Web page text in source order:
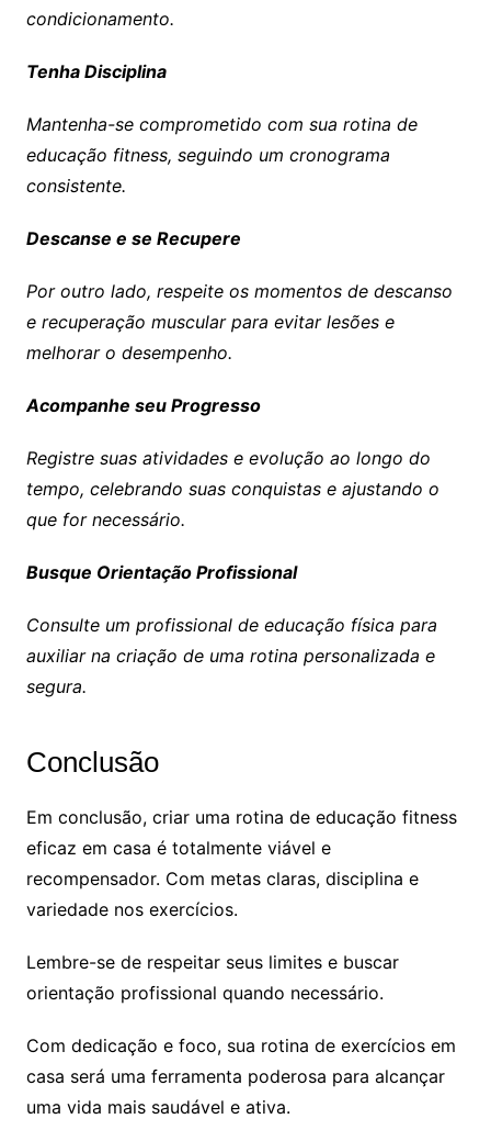
condicionamento.
Tenha Disciplina
Mantenha-se comprometido com sua rotina de
educação fitness, seguindo um cronograma
consistente.
Descanse e se Recupere
Por outro lado, respeite os momentos de descanso
e recuperação muscular para evitar lesões e
melhorar o desempenho.
Acompanhe seu Progresso
Registre suas atividades e evolução ao longo do
tempo, celebrando suas conquistas e ajustando o
que for necessário.
Busque Orientação Profissional
Consulte um profissional de educação física para
auxiliar na criação de uma rotina personalizada e
segura.
Conclusão
Em conclusão, criar uma rotina de educação fitness
eficaz em casa é totalmente viável e
recompensador. Com metas claras, disciplina e
variedade nos exercícios.
Lembre-se de respeitar seus limites e buscar
orientação profissional quando necessário.
Com dedicação e foco, sua rotina de exercícios em
casa será uma ferramenta poderosa para alcançar
uma vida mais saudável e ativa.